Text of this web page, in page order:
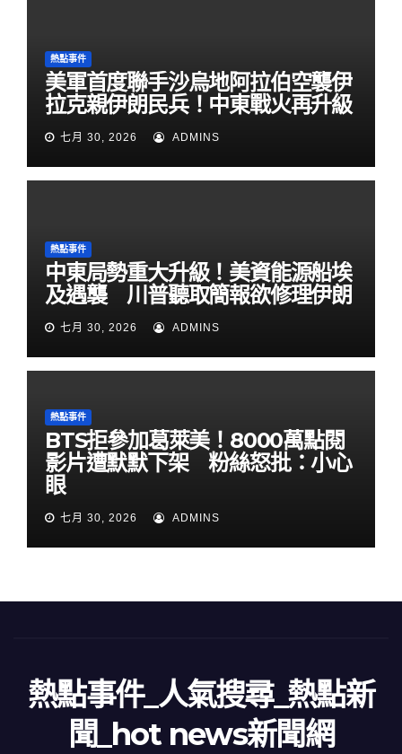
熱點事件
美軍首度聯手沙烏地阿拉伯空襲伊
拉克親伊朗民兵！中東戰火再升級
七月 30, 2026 ADMINS
熱點事件
中東局勢重大升級！美資能源船埃
及遇襲 川普聽取簡報欲修理伊朗
七月 30, 2026 ADMINS
熱點事件
BTS拒參加葛萊美！8000萬點閱
影片遭默默下架 粉絲怒批：小心
眼
七月 30, 2026 ADMINS
熱點事件_人氣搜尋_熱點新
聞_hot news新聞網